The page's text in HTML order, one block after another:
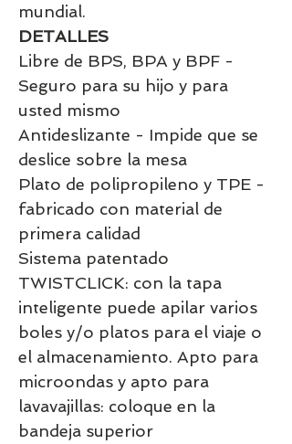
mundial.
DETALLES
Libre de BPS, BPA y BPF -
Seguro para su hijo y para
usted mismo
Antideslizante - Impide que se
deslice sobre la mesa
Plato de polipropileno y TPE -
fabricado con material de
primera calidad
Sistema patentado
TWISTCLICK: con la tapa
inteligente puede apilar varios
boles y/o platos para el viaje o
el almacenamiento. Apto para
microondas y apto para
lavavajillas: coloque en la
bandeja superior